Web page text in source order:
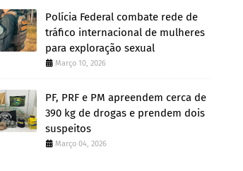
Polícia Federal combate rede de
tráfico internacional de mulheres
para exploração sexual
Março 10, 2026
PF, PRF e PM apreendem cerca de
390 kg de drogas e prendem dois
suspeitos
Março 04, 2026